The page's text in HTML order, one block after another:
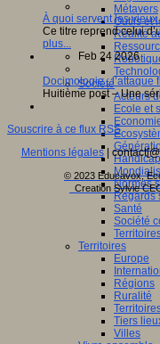
Métavers
Outils et
Réalité
Société
Acteurs
Ecole et
Handicap
Normes
Regards
Santé
Société
Territoires
Europe
Régions
Ruralité
Tiers
Villes
À quoi servent les vieux
Ce titre reprend celui
plus...
Feb 24 2026
Docimologie :
Huitième post – Une
Souscrire à ce flux RSS
Mentions légales|
© 2023 Educavox,
Creation Sylvie